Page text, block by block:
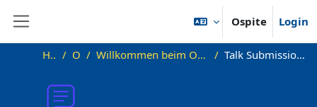
Ospite Login
Home OKInf Willkommen beim Offenen Informatikkolloquium! Talk Submissions (inkl. Lightning Talks)